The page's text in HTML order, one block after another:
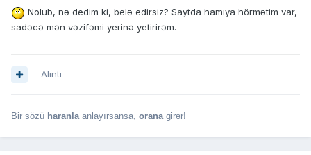
Nolub, nə dedim ki, belə edirsiz? Saytda hamıya hörmətim var,
sadəcə mən vəzifəmi yerinə yetirirəm.
Alıntı
Bir sözü haranla anlayırsansa, orana girər!